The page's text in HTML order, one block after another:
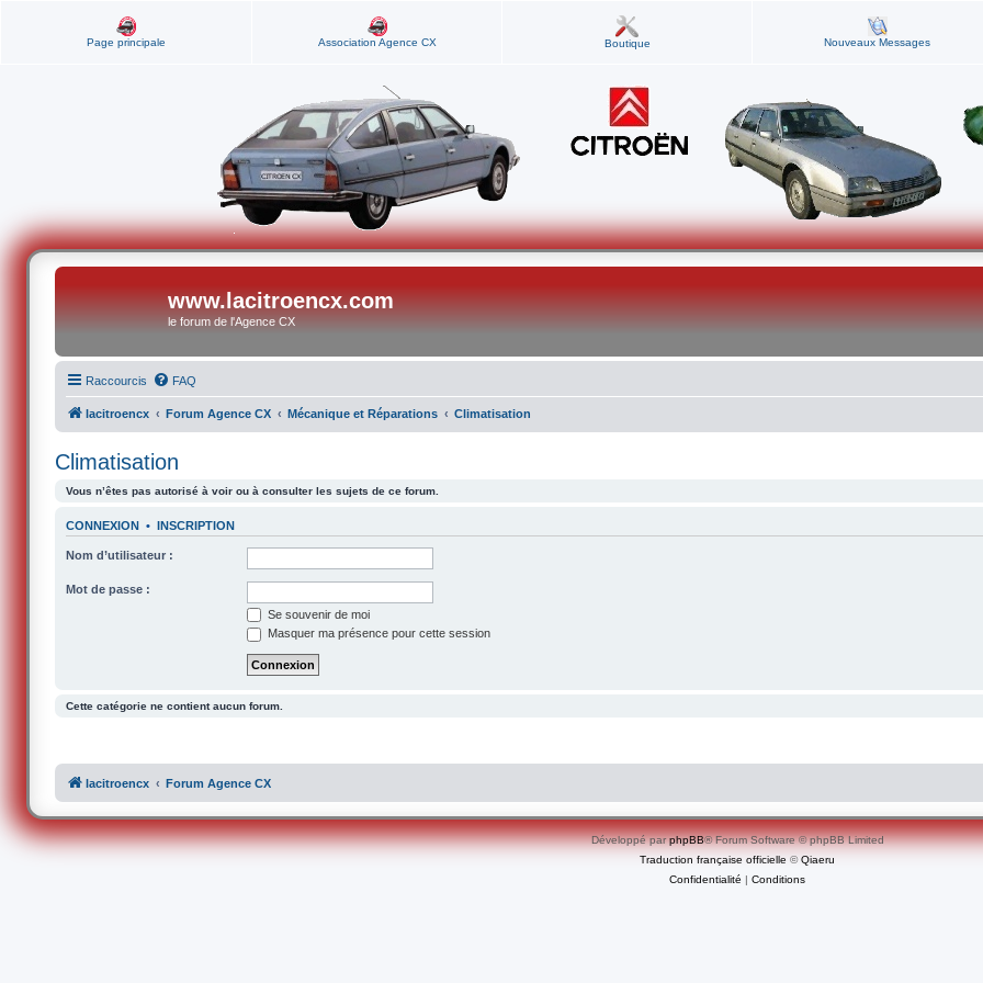
Page principale Association Agence CX Boutique Nouveaux Messages
www.lacitroencx.com
le forum de l'Agence CX
Raccourcis FAQ
lacitroencx Forum Agence CX Mécanique et Réparations Climatisation
Climatisation
Vous n’êtes pas autorisé à voir ou à consulter les sujets de ce forum.
CONNEXION • INSCRIPTION
Nom d’utilisateur :
Mot de passe :
Se souvenir de moi
Masquer ma présence pour cette session
Cette catégorie ne contient aucun forum.
lacitroencx Forum Agence CX
Développé parphpBB® Forum Software © phpBB Limited
Traduction française officielle ©Qiaeru
Confidentialité | Conditions